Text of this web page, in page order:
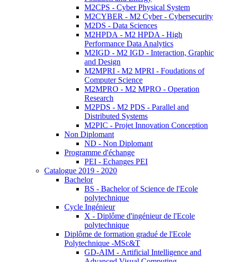
M2CPS - Cyber Physical System
M2CYBER - M2 Cyber - Cybersecurity
M2DS - Data Sciences
M2HPDA - M2 HPDA - High
Performance Data Analytics
M2IGD - M2 IGD - Interaction, Graphic
and Design
M2MPRI - M2 MPRI - Foudations of
Computer Science
M2MPRO - M2 MPRO - Operation
Research
M2PDS - M2 PDS - Parallel and
Distributed Systems
M2PIC - Projet Innovation Conception
Non Diplomant
ND - Non Diplomant
Programme d'échange
PEI - Echanges PEI
Catalogue 2019 - 2020
Bachelor
BS - Bachelor of Science de l'Ecole
polytechnique
Cycle Ingénieur
X - Diplôme d'ingénieur de l'Ecole
polytechnique
Diplôme de formation gradué de l'Ecole
Polytechnique -MSc&T
GD-AIM - Artificial Intelligence and